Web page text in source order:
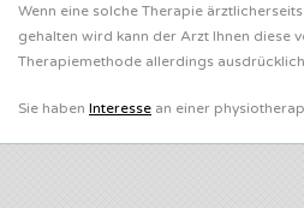
Wenn eine solche Therapie
gehalten wird kann der Arzt Ihnen diese
Therapiemethode allerdings
Sie haben Interesse an einer